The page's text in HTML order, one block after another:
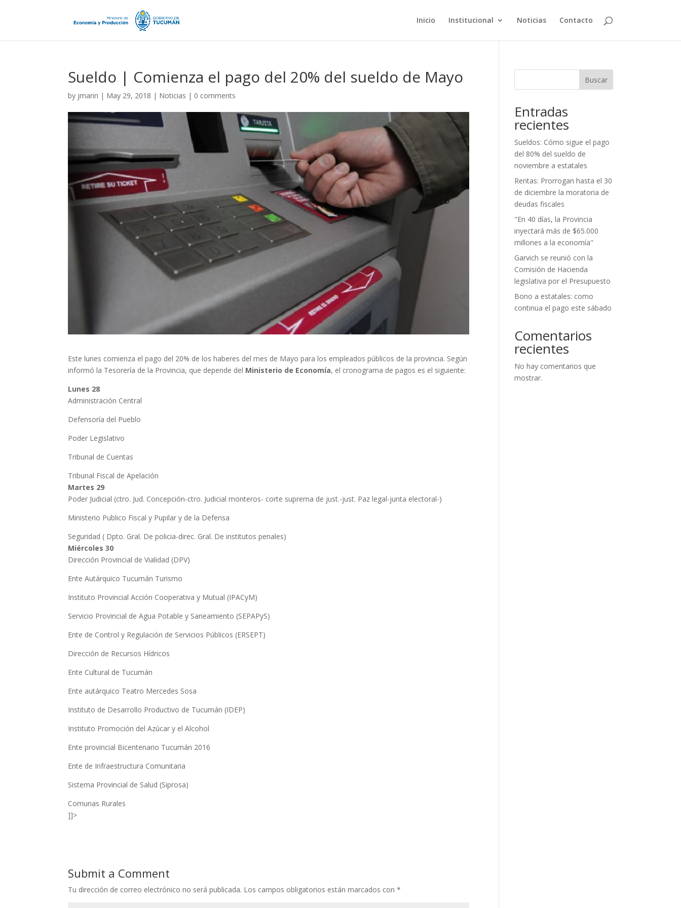
Inicio Institucional Noticias Contacto
Sueldo | Comienza el pago del 20% del sueldo de Mayo
by jmarin | May 29, 2018 | Noticias | 0 comments
Este lunes comienza el pago del 20% de los haberes del mes de Mayo para los empleados públicos de la provincia. Según
informó la Tesorería de la Provincia, que depende del Ministerio de Economía, el cronograma de pagos es el siguiente:
Lunes 28
Administración Central
Defensoría del Pueblo
Poder Legislativo
Tribunal de Cuentas
Tribunal Fiscal de Apelación
Martes 29
Poder Judicial (ctro. Jud. Concepción-ctro. Judicial monteros- corte suprema de just.-just. Paz legal-junta electoral-)
Ministerio Publico Fiscal y Pupilar y de la Defensa
Seguridad ( Dpto. Gral. De policia-direc. Gral. De institutos penales)
Miércoles 30
Dirección Provincial de Vialidad (DPV)
Ente Autárquico Tucumán Turismo
Instituto Provincial Acción Cooperativa y Mutual (IPACyM)
Servicio Provincial de Agua Potable y Saneamiento (SEPAPyS)
Ente de Control y Regulación de Servicios Públicos (ERSEPT)
Dirección de Recursos Hídricos
Ente Cultural de Tucumán
Ente autárquico Teatro Mercedes Sosa
Instituto de Desarrollo Productivo de Tucumán (IDEP)
Instituto Promoción del Azúcar y el Alcohol
Ente provincial Bicentenario Tucumán 2016
Ente de Infraestructura Comunitaria
Sistema Provincial de Salud (Siprosa)
Comunas Rurales
]]>
Submit a Comment
Tu dirección de correo electrónico no será publicada. Los campos obligatorios están marcados con*
Buscar
Entradas
recientes
Sueldos: Cómo sigue el pago
del 80% del sueldo de
noviembre a estatales
Rentas: Prorrogan hasta el 30
de diciembre la moratoria de
deudas fiscales
"En 40 días, la Provincia
inyectará más de $65.000
millones a la economía"
Garvich se reunió con la
Comisión de Hacienda
legislativa por el Presupuesto
Bono a estatales: como
continua el pago este sábado
Comentarios
recientes
No hay comentarios que
mostrar.